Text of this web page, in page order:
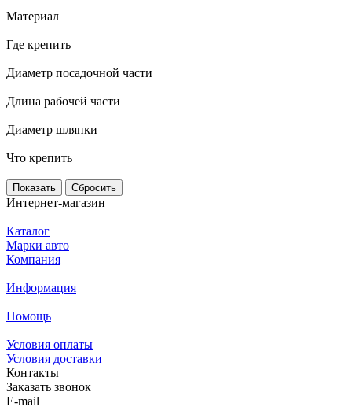
Материал
Где крепить
Диаметр посадочной части
Длина рабочей части
Диаметр шляпки
Что крепить
Сбросить
Интернет-магазин
Каталог
Марки авто
Компания
Информация
Помощь
Условия оплаты
Условия доставки
Контакты
Заказать звонок
E-mail